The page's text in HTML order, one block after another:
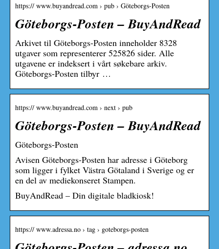
https:// www.buyandread.com › pub › Göteborgs-Posten
Göteborgs-Posten – BuyAndRead
Arkivet til Göteborgs-Posten inneholder 8328
utgaver som representerer 525826 sider. Alle
utgavene er indeksert i vårt søkebare arkiv.
Göteborgs-Posten tilbyr …
https:// www.buyandread.com › next › pub
Göteborgs-Posten – BuyAndRead
Göteborgs-Posten
Avisen Göteborgs-Posten har adresse i Göteborg
som ligger i fylket Västra Götaland i Sverige og er
en del av mediekonseret Stampen.
BuyAndRead – Din digitale bladkiosk!
https:// www.adressa.no › tag › goteborgs-posten